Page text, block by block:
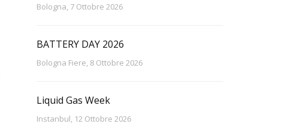
Bologna, 7 Ottobre 2026
BATTERY DAY 2026
Bologna Fiere, 8 Ottobre 2026
Liquid Gas Week
Instanbul, 12 Ottobre 2026